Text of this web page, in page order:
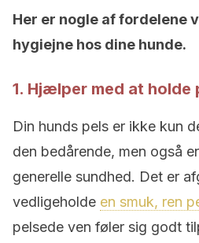
Her er nogle af fordelene
hygiejne hos dine hunde.
1. Hjælper med at holde
Din hunds pels er ikke kun
den bedårende, men også
generelle sundhed. Det er
vedligeholde en smuk, ren
pelsede ven føler sig godt